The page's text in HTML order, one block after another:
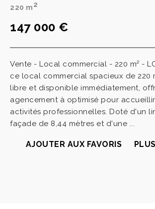
220 m2
147 000 €
Vente - Local commercial - 220 m² -
ce local commercial spacieux de 220
libre et disponible immédiatement,
agencement à optimisé pour
activités professionnelles. Doté d'un
façade de 8,44 mètres et d'une ...
AJOUTER AUX FAVORIS